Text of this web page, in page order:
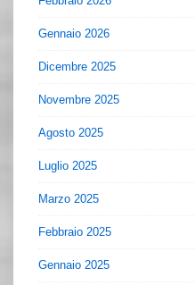
Gennaio 2026
Dicembre 2025
Novembre 2025
Agosto 2025
Luglio 2025
Marzo 2025
Febbraio 2025
Gennaio 2025